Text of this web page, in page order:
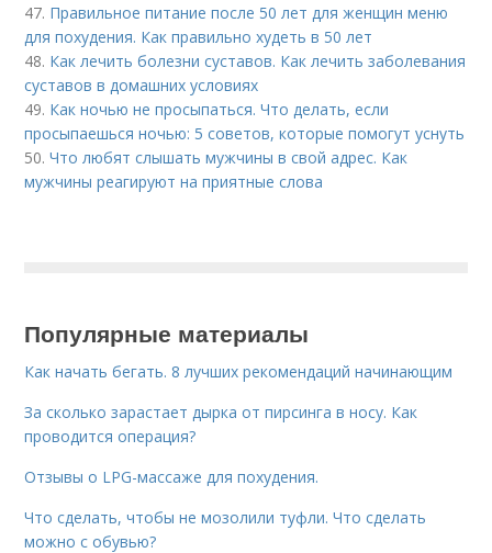
47. Правильное питание после 50 лет для женщин меню
для похудения. Как правильно худеть в 50 лет
48. Как лечить болезни суставов. Как лечить заболевания
суставов в домашних условиях
49. Как ночью не просыпаться. Что делать, если
просыпаешься ночью: 5 советов, которые помогут уснуть
50.Что любят слышать мужчины в свой адрес. Как
мужчины реагируют на приятные слова
Популярные материалы
Как начать бегать. 8 лучших рекомендаций начинающим
За сколько зарастает дырка от пирсинга в носу. Как
проводится операция?
Отзывы о LPG-массаже для похудения.
Что сделать, чтобы не мозолили туфли. Что сделать
можно с обувью?